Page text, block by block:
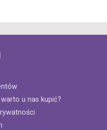
warto u nas kupić?